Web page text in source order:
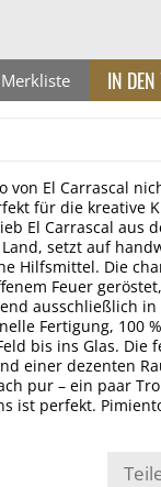
von El Carrascal
für die kreative
El Carrascal aus
setzt auf
Hilfsmittel. Die
Feuer
ausschließlich
Fertigung, 100
bis ins Glas. Die
einer dezenten
pur – ein paar
ist perfekt.